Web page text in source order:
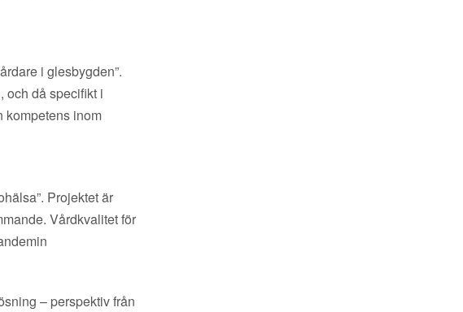
i glesbygden”.
och då specifikt i
kompetens inom
Projektet är
Vårdkvalitet för
– perspektiv från